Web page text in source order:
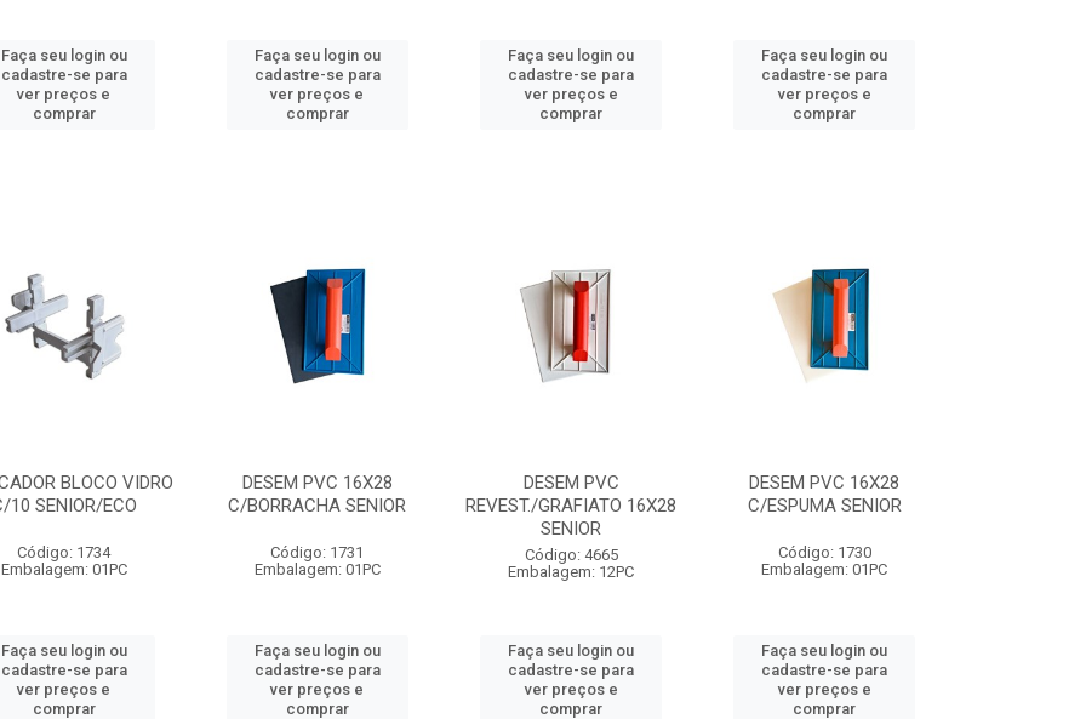
Faça seu login ou
cadastre-se para
ver preços e
comprar
Faça seu login ou
cadastre-se para
ver preços e
comprar
Faça seu login ou
cadastre-se para
ver preços e
comprar
Faça seu login ou
cadastre-se para
ver preços e
comprar
BLOCO VIDRO
10 SENIOR/ECO
Código: 1734
Embalagem: 01PC
Faça seu login ou
cadastre-se para
ver preços e
comprar
DESEM PVC 16X28
C/BORRACHA SENIOR
Código: 1731
Embalagem: 01PC
Faça seu login ou
cadastre-se para
ver preços e
comprar
DESEM PVC
REVEST./GRAFIATO 16X28
SENIOR
Código: 4665
Embalagem: 12PC
Faça seu login ou
cadastre-se para
ver preços e
comprar
DESEM PVC 16X28
C/ESPUMA SENIOR
Código: 1730
Embalagem: 01PC
Faça seu login ou
cadastre-se para
ver preços e
comprar